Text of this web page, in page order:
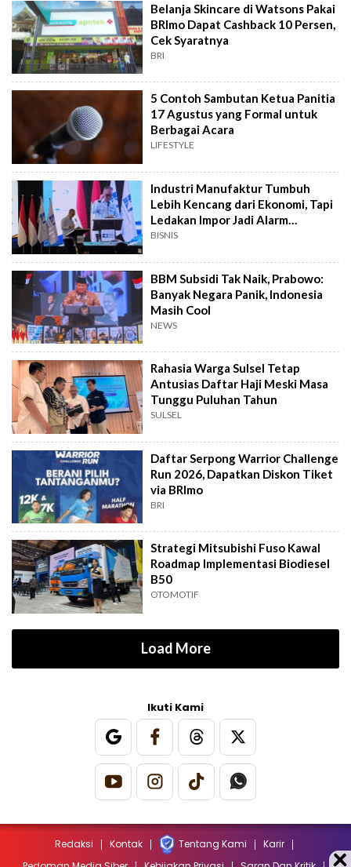
Belanja Skincare di Watsons Pakai
BRImo Dapat Cashback 10 Persen,
Cek Syaratnya
BRI
5 Contoh Sambutan Ketua Panitia
17 Agustus yang Formal untuk
Berbagai Acara
LIFESTYLE
Industri Manufaktur Tumbuh
Lebih Kencang dari Ekonomi, Tapi
Ledakan Impor Jadi Alarm
Pemerintah
BISNIS
BBM Subsidi Tak Naik, Prabowo:
Banyak Negara Panik, Indonesia
Masih Cool
NEWS
Rahasia Warga Sulsel Tetap
Antusias Daftar Haji Meski Masa
Tunggu Puluhan Tahun
SULSEL
Daftar Serpong Warrior Challenge
Run 2026, Dapatkan Diskon Tiket
via BRImo
BRI
Strategi Mitsubishi Fuso Kawal
Roadmap Implementasi Biodiesel
B50
OTOMOTIF
Load More
Ikuti Kami
Redaksi Kontak Tentang Kami
Karir